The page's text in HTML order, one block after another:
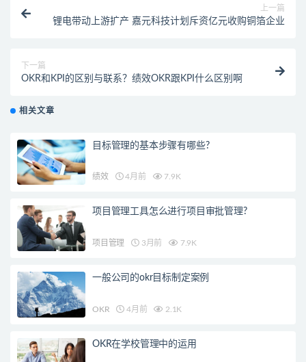
上一篇
锂电带动上游扩产 嘉元科技计划斥资亿元收购铜箔企业
下一篇
OKR和KPI的区别与联系？绩效OKR跟KPI什么区别啊
相关文章
目标管理的基本步骤有哪些?
绩效 4月前 7.9K
项目管理工具怎么进行项目审批管理?
项目管理 3月前 7.9K
一般公司的okr目标制定案例
OKR 4月前 2.1K
OKR在学校管理中的运用